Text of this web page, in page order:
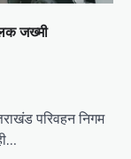
जख्मी
परिवहन निगम